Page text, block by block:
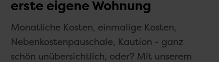
erste eigene Wohnung
Monatliche Kosten, einmalige Kosten,
Nebenkostenpauschale, Kaution - ganz
schön unübersichtlich, oder? Mit unserem